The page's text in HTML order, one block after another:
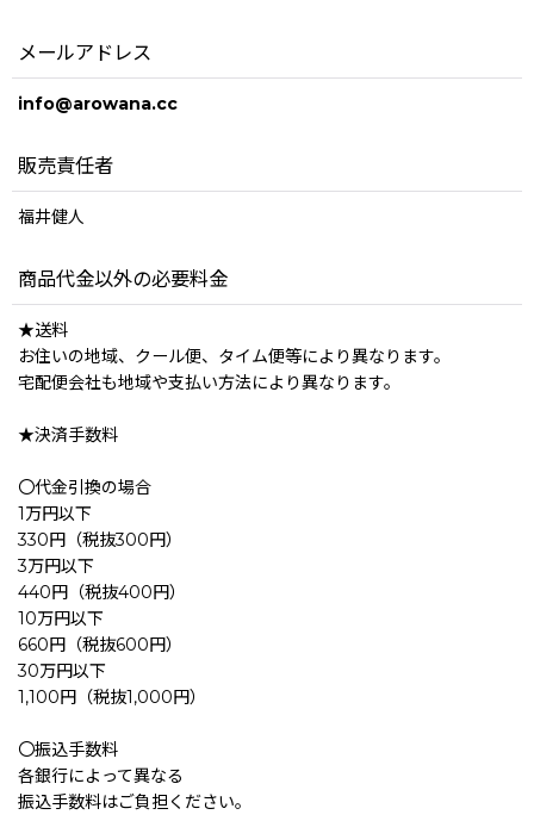
メールアドレス
info@arowana.cc
販売責任者
福井健人
商品代金以外の必要料金
★送料
お住いの地域、クール便、タイム便等により異なります。
宅配便会社も地域や支払い方法により異なります。
★決済手数料
〇代金引換の場合
1万円以下
330円（税抜300円）
3万円以下
440円（税抜400円）
10万円以下
660円（税抜600円）
30万円以下
1,100円（税抜1,000円）
〇振込手数料
各銀行によって異なる
振込手数料はご負担ください。